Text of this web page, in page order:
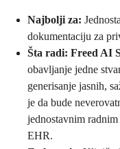
Najbolji za:
dokumentaciju za
Šta radi: Freed AI
obavljanje jedne
generisanje jasnih,
je da bude
jednostavnim
EHR.